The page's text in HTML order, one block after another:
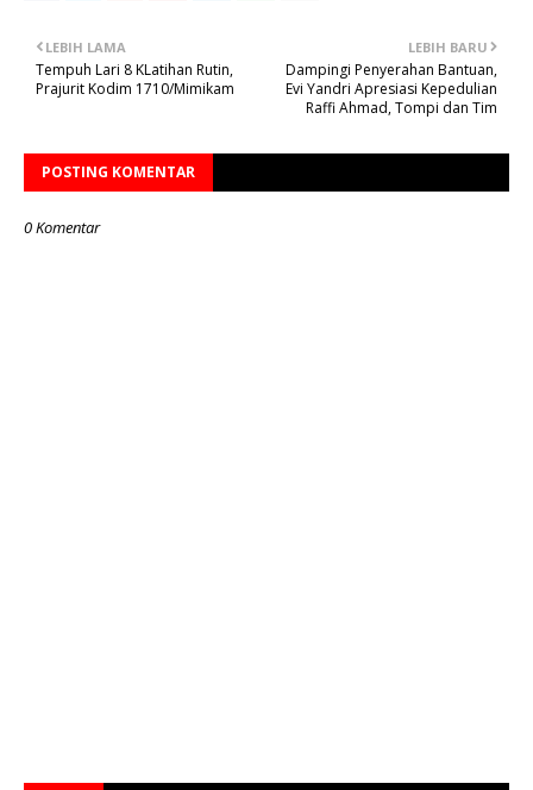
LEBIH BARU
Dampingi Penyerahan Bantuan,
Evi Yandri Apresiasi Kepedulian
Raffi Ahmad, Tompi dan Tim
LEBIH LAMA
Tempuh Lari 8 KLatihan Rutin,
Prajurit Kodim 1710/Mimikam
POSTING KOMENTAR
0 Komentar